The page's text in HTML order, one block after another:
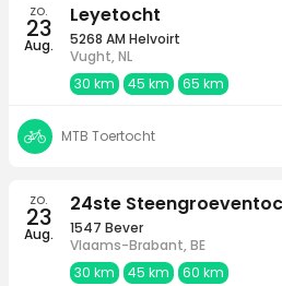
zo.
23
Aug.
Leyetocht
5268 AM Helvoirt
Vught, NL
30 km
45 km 65 km
MTB Toertocht
zo.
23
Aug.
24ste
1547 Bever
Vlaams-Brabant, BE
30 km
45 km 60 km